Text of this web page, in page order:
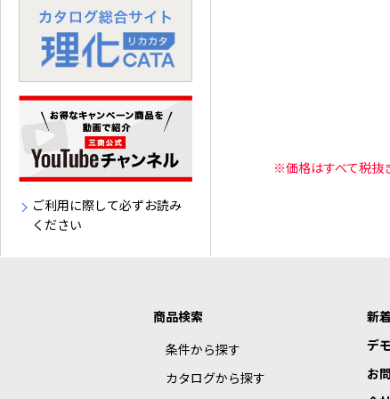
※価格はすべて税抜
ご利用に際して必ずお読み
ください
商品検索
条件から探す
カタログから探す
新
デ
お